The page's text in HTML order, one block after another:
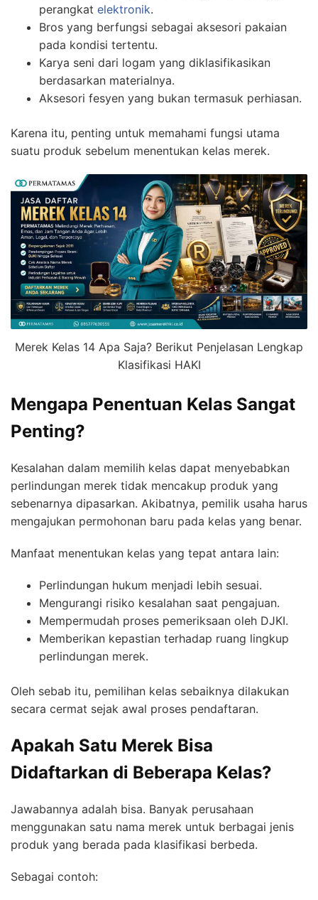
perangkat elektronik.
Bros yang berfungsi sebagai aksesori pakaian
pada kondisi tertentu.
Karya seni dari logam yang diklasifikasikan
berdasarkan materialnya.
Aksesori fesyen yang bukan termasuk perhiasan.
Karena itu, penting untuk memahami fungsi utama
suatu produk sebelum menentukan kelas merek.
Merek Kelas 14 Apa Saja? Berikut Penjelasan Lengkap
Klasifikasi HAKI
Mengapa Penentuan Kelas Sangat
Penting?
Kesalahan dalam memilih kelas dapat menyebabkan
perlindungan merek tidak mencakup produk yang
sebenarnya dipasarkan. Akibatnya, pemilik usaha harus
mengajukan permohonan baru pada kelas yang benar.
Manfaat menentukan kelas yang tepat antara lain:
Perlindungan hukum menjadi lebih sesuai.
Mengurangi risiko kesalahan saat pengajuan.
Mempermudah proses pemeriksaan oleh DJKI.
Memberikan kepastian terhadap ruang lingkup
perlindungan merek.
Oleh sebab itu, pemilihan kelas sebaiknya dilakukan
secara cermat sejak awal proses pendaftaran.
Apakah Satu Merek Bisa
Didaftarkan di Beberapa Kelas?
Jawabannya adalah bisa. Banyak perusahaan
menggunakan satu nama merek untuk berbagai jenis
produk yang berada pada klasifikasi berbeda.
Sebagai contoh: